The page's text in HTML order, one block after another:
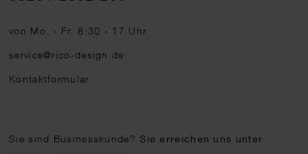
von Mo. - Fr. 8:30 - 17 Uhr
service@rico-design.de
Kontaktformular
Sie sind Businesskunde?Sie erreichen uns unter